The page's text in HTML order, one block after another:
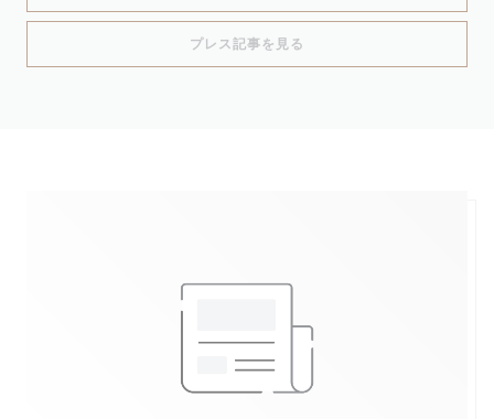
プレス記事を見る